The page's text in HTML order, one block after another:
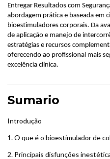
Entregar Resultados com
abordagem prática e baseada em
bioestimuladores corporais. Da
de aplicação e manejo de
estratégias e recursos
oferecendo ao profissional mais
excelência clínica.
Sumario
Introdução
1.O que é o bioestimulador de
2. Principais disfunções